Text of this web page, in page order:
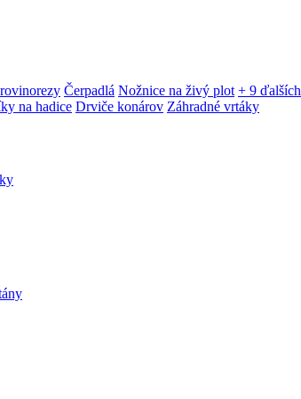
Čerpadlá Nožnice na živý plot + 9 ďalších
na hadice Drviče konárov Záhradné vrtáky